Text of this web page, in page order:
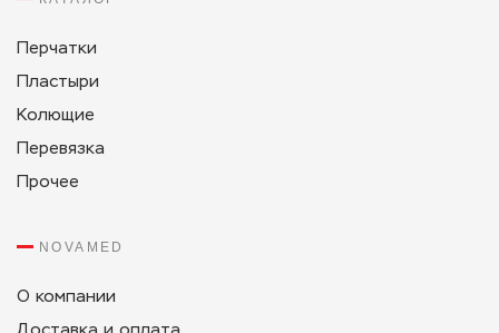
Перчатки
Пластыри
Колющие
Перевязка
Прочее
NOVAMED
О компании